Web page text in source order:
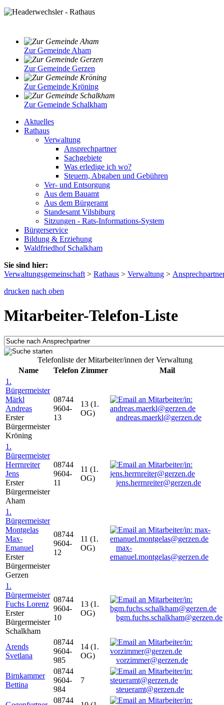
Zur Gemeinde Aham
Zur Gemeinde Gerzen
Zur Gemeinde Kröning
Zur Gemeinde Schalkham
Aktuelles
Rathaus
Verwaltung
Ansprechpartner
Sachgebiete
Was erledige ich wo?
Steuern, Abgaben und Gebühren
Ver- und Entsorgung
Aus dem Bauamt
Aus dem Bürgeramt
Standesamt Vilsbiburg
Sitzungen - Rats-Informations-System
Bürgerservice
Bildung & Erziehung
Waldfriedhof Schalkham
Sie sind hier:
Verwaltungsgemeinschaft > Rathaus > Verwaltung >
drucken nach oben
Mitarbeiter-Telefon-Liste
Telefonliste der Mitarbeiter/innen der Verwaltung
Name
Telefon Zimmer
Mail
1.
Bürgermeister
Märkl
Andreas
Erster
Bürgermeister
Kröning
08744
9604-
13
13 (1.
OG)
andreas.maerkl@gerzen.de
1.
Bürgermeister
Herrnreiter
Jens
Erster
Bürgermeister
Aham
08744
9604-
11
11 (1.
OG)
jens.herrnreiter@gerzen.de
1.
Bürgermeister
Montgelas
Max-
Emanuel
Erster
Bürgermeister
Gerzen
08744
9604-
12
11 (1.
OG)
max-
emanuel.montgelas@gerzen.de
1.
Bürgermeister
Fuchs Lorenz
Erster
Bürgermeister
Schalkham
08744
9604-
10
13 (1.
OG)
bgm.fuchs.schalkham@gerzen.de
Arends
Svetlana
08744
9604-
985
14 (1.
OG)
vorzimmer@gerzen.de
Birnkammer
Bettina
08744
9604-
984
7
steueramt@gerzen.de
08744